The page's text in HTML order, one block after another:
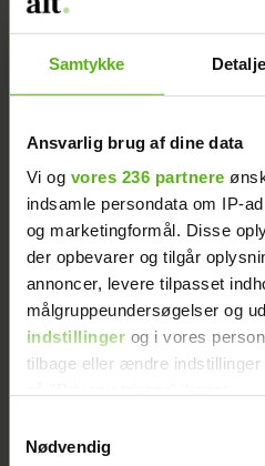
Samtykke
Ansvarlig brug af dine data
Vi og vores 236 partnere
indsamle persondata om IP-
og marketingformål. Disse
der opbevarer og tilgår
annoncer, levere tilpasset
målgruppeundersøgelser og
indstillingerog i vores
tilbage eller ændre
Dine valg anvendes på hele
Nødvendig
Camilla nåede lige at
mor, inden hun døde
alkoholmisbrug